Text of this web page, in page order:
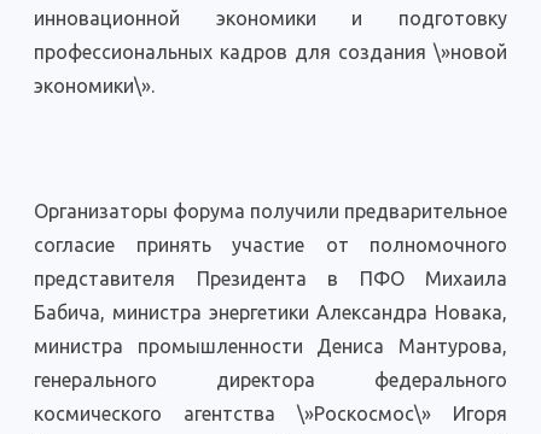
инновационной экономики и подготовку
профессиональных кадров для создания \»новой
экономики\».
Организаторы форума получили предварительное
согласие принять участие от полномочного
представителя Президента в ПФО Михаила
Бабича, министра энергетики Александра Новака,
министра промышленности Дениса Мантурова,
генерального директора федерального
космического агентства \»Роскосмос\» Игоря